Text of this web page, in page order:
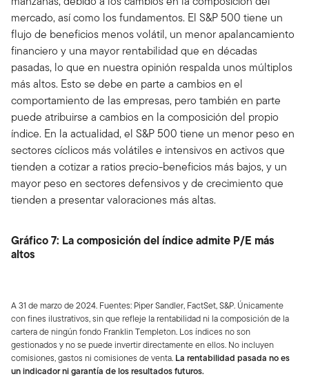
mercado, así como los fundamentos. El S&P 500 tiene un
flujo de beneficios menos volátil, un menor apalancamiento
financiero y una mayor rentabilidad que en décadas
pasadas, lo que en nuestra opinión respalda unos múltiplos
más altos. Esto se debe en parte a cambios en el
comportamiento de las empresas, pero también en parte
puede atribuirse a cambios en la composición del propio
índice. En la actualidad, el S&P 500 tiene un menor peso en
sectores cíclicos más volátiles e intensivos en activos que
tienden a cotizar a ratios precio-beneficios más bajos, y un
mayor peso en sectores defensivos y de crecimiento que
tienden a presentar valoraciones más altas.
Gráfico 7: La composición del índice admite P/E más
altos
A 31 de marzo de 2024. Fuentes: Piper Sandler, FactSet, S&P. Únicamente
con fines ilustrativos, sin que refleje la rentabilidad ni la composición de la
cartera de ningún fondo Franklin Templeton. Los índices no son
gestionados y no se puede invertir directamente en ellos. No incluyen
comisiones, gastos ni comisiones de venta. La rentabilidad pasada no es
un indicador ni garantía de los resultados futuros.